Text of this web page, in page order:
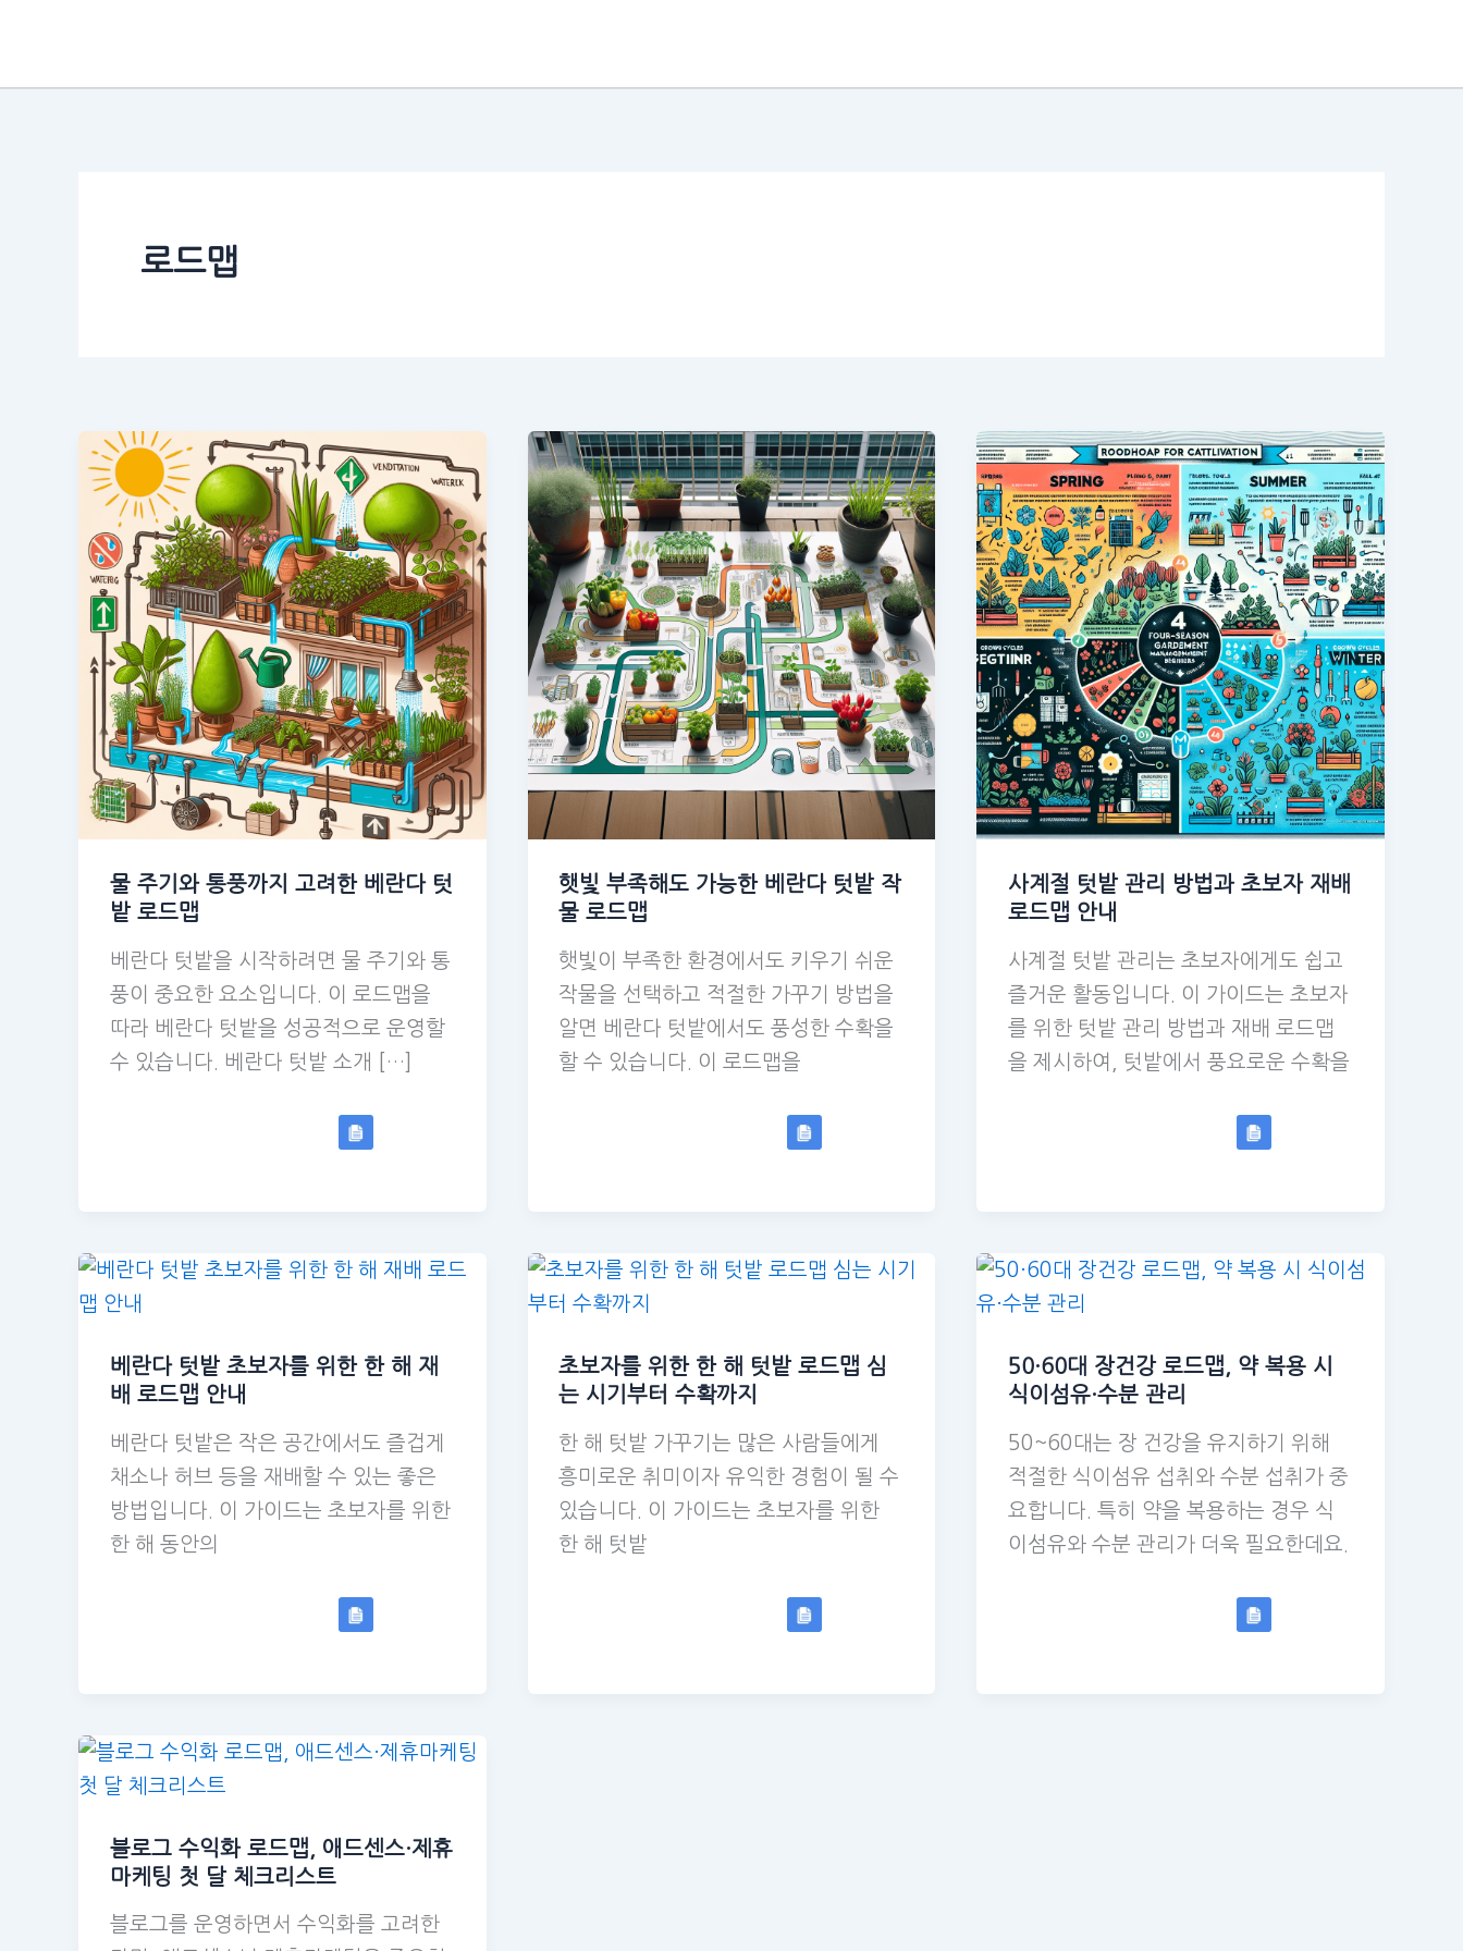
츠
로드맵
물 주기와 통풍까지 고려한 베란다 텃
밭 로드맵
베란다 텃밭을 시작하려면 물 주기와 통
풍이 중요한 요소입니다. 이 로드맵을
따라 베란다 텃밭을 성공적으로 운영할
수 있습니다. 베란다 텃밭 소개 […]
햇빛 부족해도 가능한 베란다 텃밭 작
물 로드맵
햇빛이 부족한 환경에서도 키우기 쉬운
작물을 선택하고 적절한 가꾸기 방법을
알면 베란다 텃밭에서도 풍성한 수확을
할 수 있습니다. 이 로드맵을
사계절 텃밭 관리 방법과 초보자 재배
로드맵 안내
사계절 텃밭 관리는 초보자에게도 쉽고
즐거운 활동입니다. 이 가이드는 초보자
를 위한 텃밭 관리 방법과 재배 로드맵
을 제시하여, 텃밭에서 풍요로운 수확을
베란다 텃밭 초보자를 위한 한 해 재
배 로드맵 안내
베란다 텃밭은 작은 공간에서도 즐겁게
채소나 허브 등을 재배할 수 있는 좋은
방법입니다. 이 가이드는 초보자를 위한
한 해 동안의
초보자를 위한 한 해 텃밭 로드맵 심
는 시기부터 수확까지
한 해 텃밭 가꾸기는 많은 사람들에게
흥미로운 취미이자 유익한 경험이 될 수
있습니다. 이 가이드는 초보자를 위한
한 해 텃밭
50·60대 장건강 로드맵, 약 복용 시
식이섬유·수분 관리
50~60대는 장 건강을 유지하기 위해
적절한 식이섬유 섭취와 수분 섭취가 중
요합니다. 특히 약을 복용하는 경우 식
이섬유와 수분 관리가 더욱 필요한데요.
블로그 수익화 로드맵, 애드센스·제휴
마케팅 첫 달 체크리스트
블로그를 운영하면서 수익화를 고려한